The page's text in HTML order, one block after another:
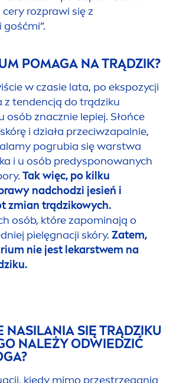
a początkowo
czerwona kropeczka
trądzikowych może
przebarwień, a
blizn.
mają charakter
są to tzw. czarne wągry czy
można udać się na
do kosmetyczki, która w
i po odpowiednim
rozprawi się z
POMAGA NA TRĄDZIK?
w czasie lata, po ekspozycji
pogrubia się warstwa
i u osób predysponowanych
Tak więc, po kilku